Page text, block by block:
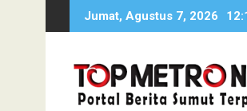
Jumat, Agustus 7, 2026